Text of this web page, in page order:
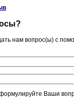
нам вопрос(ы) с
Ваши